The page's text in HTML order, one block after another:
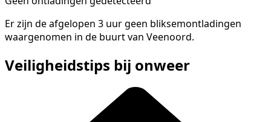
Er zijn de afgelopen 3 uur geen bliksemontladingen
waargenomen in de buurt van Veenoord.
Veiligheidstips bij onweer